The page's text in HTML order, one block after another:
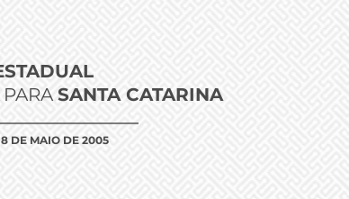
PARASANTA CATARINA
DE MAIO DE 2005